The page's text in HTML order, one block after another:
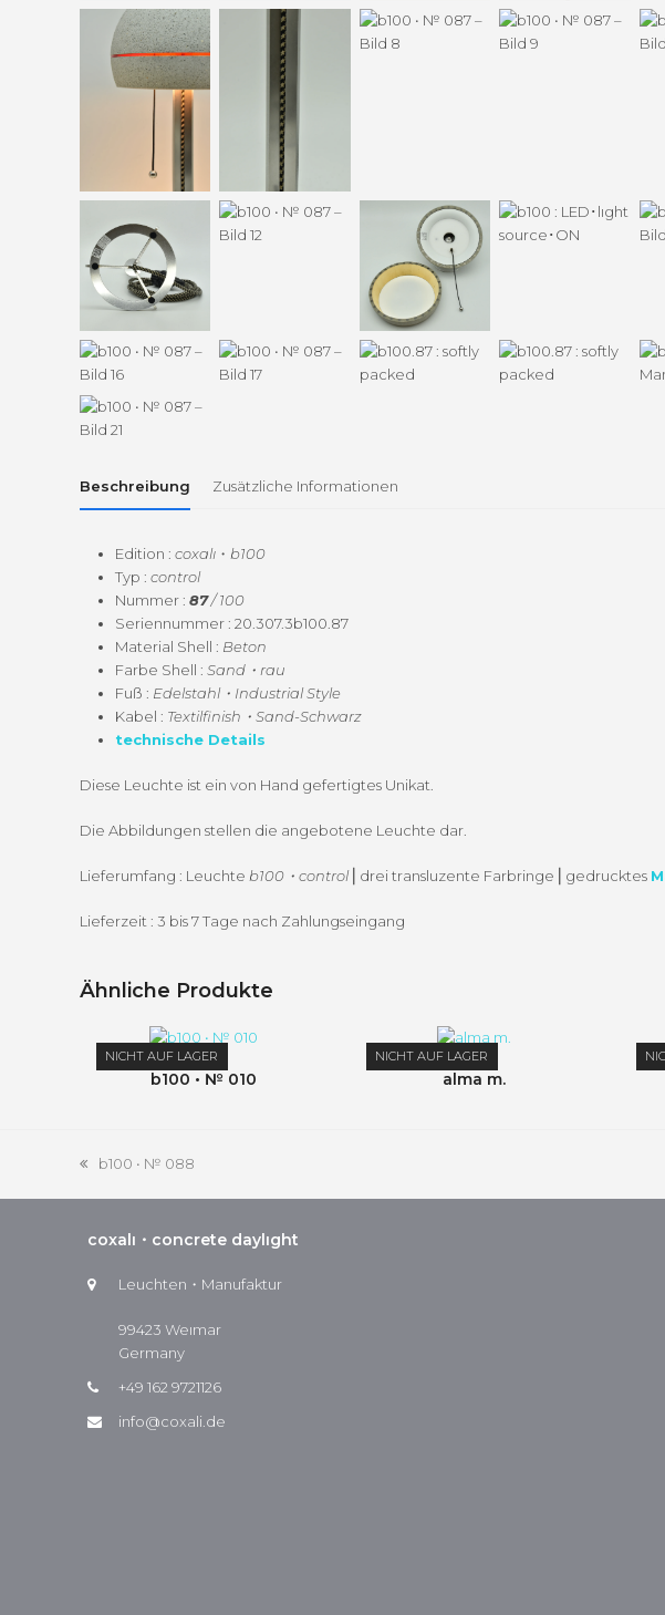
Beschreibung Zusätzliche Informationen
Edi­tion : cox­alı ・ b100
Typ : con­trol
Num­mer : 87/ 100
Seri­en­num­mer : 20.307.3b100.87
Mate­r­i­al Shell : Beton
Farbe Shell : Sand・rau
Fuß : Edelstahl・Industrial Style
Kabel : Textilfinish・Sand-Schwarz
tech­nis­che Details
Diese Leuchte ist ein von Hand gefer­tigtes Unikat.
Die Abbil­dun­gen stellen die ange­botene Leuchte dar.
Liefer­um­fang : Leuchte b100・control ⎜drei transluzente Far­bringe ⎜gedruck­tes
Lieferzeit : 3 bis 7 Tage nach Zahlungseingang
Ähnliche Produkte
NICHT AUF LAGER
b100 • № 010
NICHT AUF LAGER
alma m.
vorheriger
Beitrag:
b100 • № 088
coxalı・concrete daylıght
Leuchten・Manufaktur
99423 Weımar
Germany
+49 162 9721126
info@coxali.de